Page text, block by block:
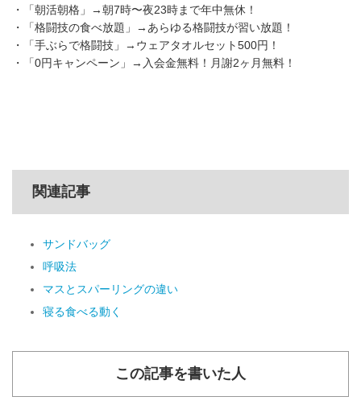
・「朝活朝格」→朝7時〜夜23時まで年中無休！
・「格闘技の食べ放題」→あらゆる格闘技が習い放題！
・「手ぶらで格闘技」→ウェアタオルセット500円！
・「0円キャンペーン」→入会金無料！月謝2ヶ月無料！
関連記事
サンドバッグ
呼吸法
マスとスパーリングの違い
寝る食べる動く
この記事を書いた人